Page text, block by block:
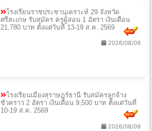
โรงเรียนราชประชานุเคราะห์ 29 จังหวัด
ศรีสะเกษ รับสมัคร ครูผู้สอน 1 อัตรา เงินเดือน
21,780 บาท ตั้งแต่วันที่ 13-19 ส.ค. 2569
2026/08/09
โรงเรียนเมืองสุราษฎร์ธานี รับสมัครลูกจ้าง
ชั่วคราว 2 อัตรา เงินเดือน 9,500 บาท ตั้งแต่วันที่
10-19 ส.ค. 2569
2026/08/09